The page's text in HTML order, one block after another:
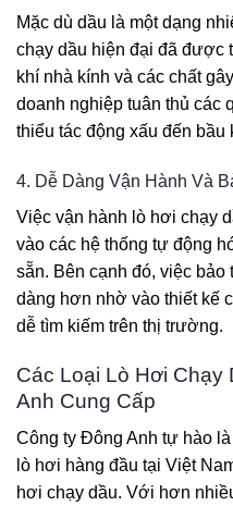
Mặc dù dầu là một dạng
chạy dầu hiện đại đã được
khí nhà kính và các chất
doanh nghiệp tuân thủ các
thiểu tác động xấu đến bầu
4. Dễ Dàng Vận Hành Và
Việc vận hành lò hơi chạy
vào các hệ thống tự động
sẵn. Bên cạnh đó, việc
dàng hơn nhờ vào thiết kế
dễ tìm kiếm trên thị trường.
Các Loại Lò Hơi Chạy
Anh Cung Cấp
Công ty Đông Anh tự hào
lò hơi hàng đầu tại Việt
hơi chạy dầu. Với hơn